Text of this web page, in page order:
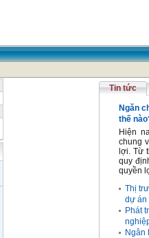
Tin tức
Ngăn
thế
Hiện
chung
lợi. Từ
quy
quyền
Thị
dự án
Phát
Ngân